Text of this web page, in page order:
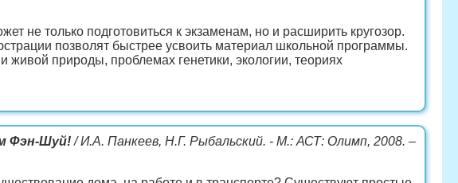
не только подготовиться к экзаменам, но и расширить кругозор.
позволят быстрее усвоить материал школьной программы.
живой природы, проблемах генетики, экологии, теориях
Фэн-Шуй!/ И.А. Панкеев, Н.Г. Рыбальский. - М.: АСТ: Олимп, 2008. –